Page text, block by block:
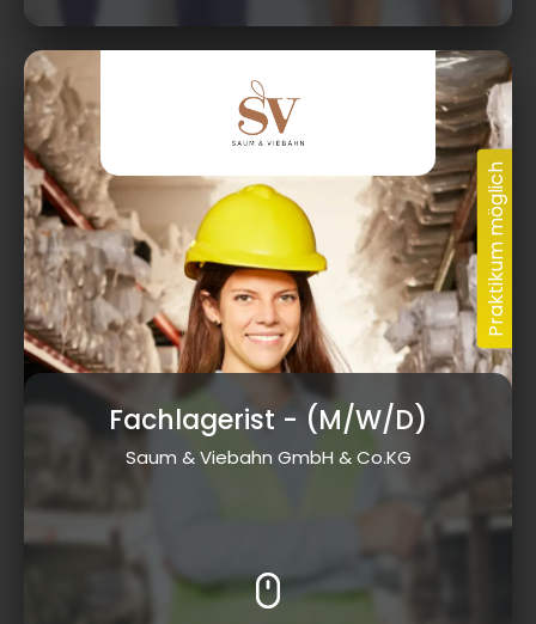
Fachlagerist - (M/W/D)
Saum & Viebahn GmbH & Co.KG